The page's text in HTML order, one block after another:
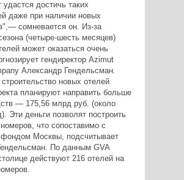
удастся достичь таких
даже при наличии новых
сомневается он. Из-за
(четыре-шесть месяцев)
может оказаться очень
гендиректор Azimut
Александр Гендельсман.
новых отелей
планируют направить больше
— 175,56 млрд руб. (около
Эти деньги позволят построить
что сопоставимо с
Москвы, подсчитывает
По данным GVA
действуют 216 отелей на